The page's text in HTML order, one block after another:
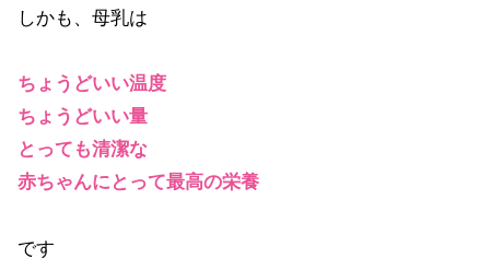
しかも、母乳は
ちょうどいい温度
ちょうどいい量
とっても清潔な
赤ちゃんにとって最高の栄養
です